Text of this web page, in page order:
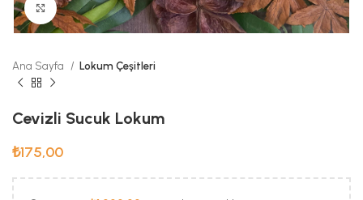
Büyük Fotoğraf
Ana Sayfa Lokum Çeşitleri
Cevizli Sucuk Lokum
₺175,00